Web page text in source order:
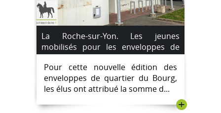
La Roche-sur-Yon. Les jeunes
mobilisés pour les enveloppes de
quartier du Bourg
Pour cette nouvelle édition des
enveloppes de quartier du Bourg,
les élus ont attribué la somme d...
+